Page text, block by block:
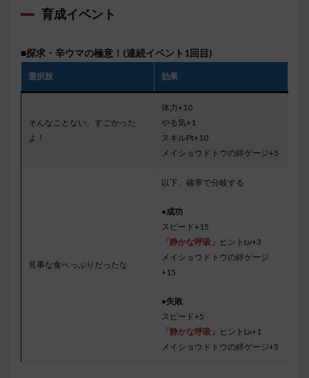
育成イベント
■探求・辛ウマの極意！(連続イベント1回目)
選択肢 効果
そんなことない、すごかった
よ！
体力+10
やる気+1
スキルPt+10
メイショウドトウの絆ゲージ+5
見事な食べっぷりだったな
以下、確率で分岐する
●成功
スピード+15
「静かな呼吸」 ヒントLv+3
メイショウドトウの絆ゲージ
+15
●失敗
スピード+5
「静かな呼吸」 ヒントLv+1
メイショウドトウの絆ゲージ+5